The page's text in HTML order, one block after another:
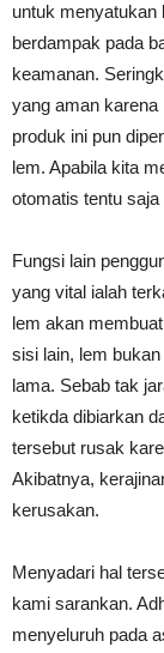
untuk menyatukan
berdampak pada
keamanan.
yang aman karena
produk ini pun
lem. Apabila kita
otomatis tentu
Fungsi lain
yang vital ialah
lem akan
sisi lain, lem
lama. Sebab tak
ketikda dibiarkan
tersebut rusak
Akibatnya,
kerusakan.
Menyadari hal
kami sarankan.
menyeluruh pada